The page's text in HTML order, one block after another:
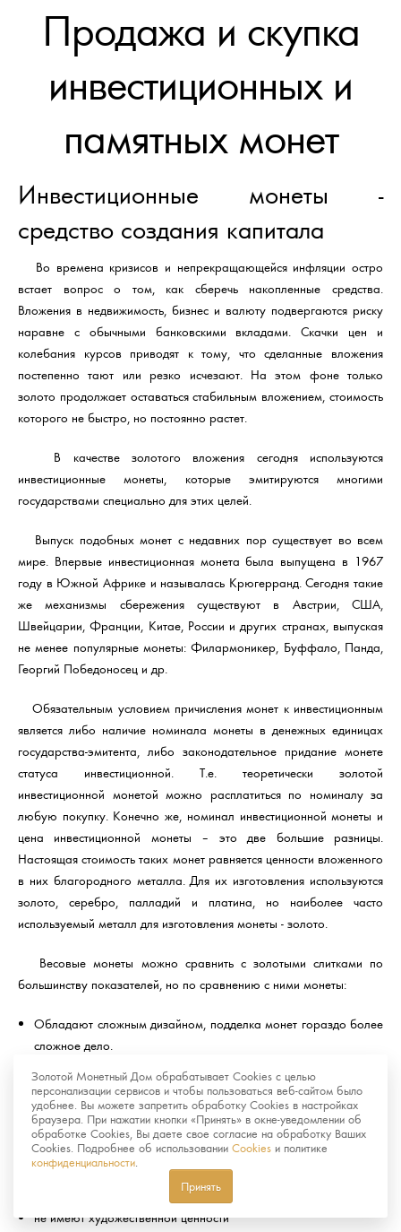
Продажа и скупка
инвестиционных и
памятных монет
Инвестиционные монеты -
средство создания капитала
Во времена кризисов и непрекращающейся инфляции остро
встает вопрос о том, как сберечь накопленные средства.
Вложения в недвижимость, бизнес и валюту подвергаются риску
наравне с обычными банковскими вкладами. Скачки цен и
колебания курсов приводят к тому, что сделанные вложения
постепенно тают или резко исчезают. На этом фоне только
золото продолжает оставаться стабильным вложением, стоимость
которого не быстро, но постоянно растет.
В качестве золотого вложения сегодня используются
инвестиционные монеты, которые эмитируются многими
государствами специально для этих целей.
Выпуск подобных монет с недавних пор существует во всем
мире. Впервые инвестиционная монета была выпущена в 1967
году в Южной Африке и называлась Крюгерранд. Сегодня такие
же механизмы сбережения существуют в Австрии, США,
Швейцарии, Франции, Китае, России и других странах, выпуская
не менее популярные монеты: Филармоникер, Буффало, Панда,
Георгий Победоносец и др.
Обязательным условием причисления монет к инвестиционным
является либо наличие номинала монеты в денежных единицах
государства-эмитента, либо законодательное придание монете
статуса инвестиционной. Т.е. теоретически золотой
инвестиционной монетой можно расплатиться по номиналу за
любую покупку. Конечно же, номинал инвестиционной монеты и
цена инвестиционной монеты – это две большие разницы.
Настоящая стоимость таких монет равняется ценности вложенного
в них благородного металла. Для их изготовления используются
золото, серебро, палладий и платина, но наиболее часто
используемый металл для изготовления монеты - золото.
Весовые монеты можно сравнить с золотыми слитками по
большинству показателей, но по сравнению с ними монеты:
Обладают сложным дизайном, подделка монет гораздо более
сложное дело.
Имеют малый вес и размер, что делает их более удобными в
хранении и реализации.
Памятные и инвестиционные монеты отличаются тем, что
вторые:
не пользуются большим спросом у нумизматов
не имеют художественной ценности
Золотой Монетный Дом обрабатывает Cookies с целью
персонализации сервисов и чтобы пользоваться веб-сайтом было
удобнее. Вы можете запретить обработку Cookies в настройках
браузера. При нажатии кнопки «Принять» в окне-уведомлении об
обработке Cookies, Вы даете свое согласие на обработку Ваших
Cookies. Подробнее об использовании Cookies и политике
конфиденциальности
Принять